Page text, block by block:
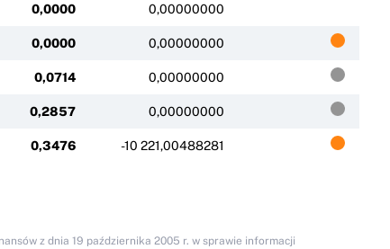
0,0000 0,00000000
0,0000 0,00000000
0,0714 0,00000000
0,2857 0,00000000
0,3476 -10 221,00488281
z dnia 19 października 2005 r. w sprawie informacji